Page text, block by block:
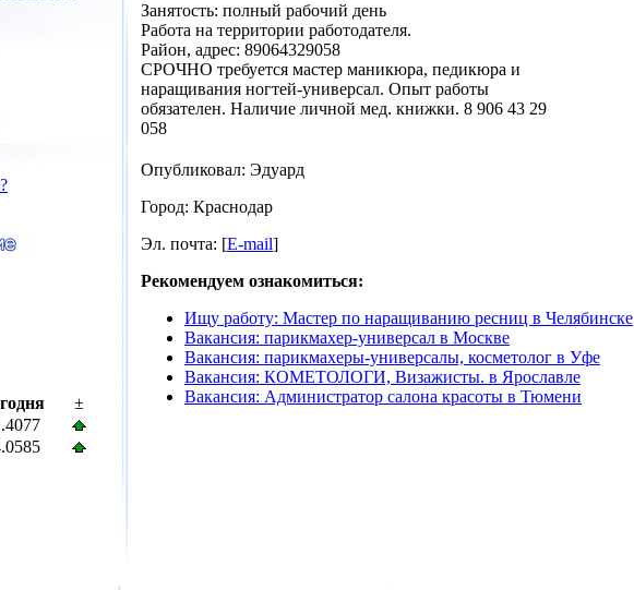
±
Занятость: полный рабочий день
Работа на территории работодателя.
Район, адрес: 89064329058
СРОЧНО требуется мастер маникюра, педикюра и
наращивания ногтей-универсал. Опыт работы
обязателен. Наличие личной мед. книжки. 8 906 43 29
058
Опубликовал: Эдуард
Город: Краснодар
Эл. почта: [E-mail]
Рекомендуем ознакомиться:
Ищу работу: Мастер по наращиванию ресниц в Челябинске
Вакансия: парикмахер-универсал в Москве
Вакансия: парикмахеры-универсалы, косметолог в Уфе
Вакансия: КОМЕТОЛОГИ, Визажисты. в Ярославле
Вакансия: Администратор салона красоты в Тюмени